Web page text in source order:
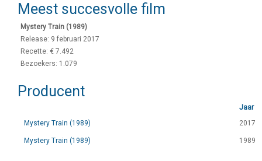
Meest succesvolle film
Mystery Train (1989)
Release: 9 februari 2017
Recette: € 7.492
Bezoekers: 1.079
Producent
Jaar
Mystery Train (1989)
2017
Mystery Train (1989) 1989